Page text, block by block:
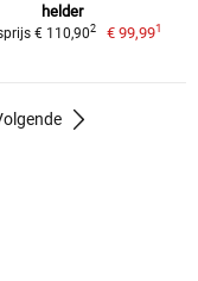
helder
€ 110,902 € 99,991